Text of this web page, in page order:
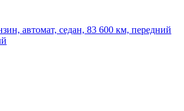
автомат, седан, 83 600 км, передний